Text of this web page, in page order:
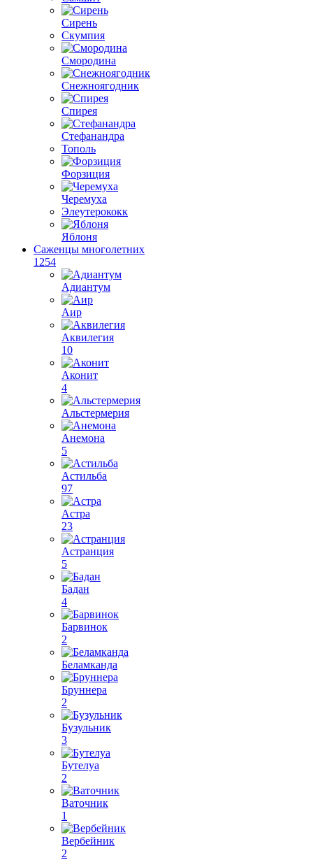
Сирень
Скумпия
Смородина
Снежноягодник
Спирея
Стефанандра
Тополь
Форзиция
Черемуха
Элеутерококк
Яблоня
Саженцы многолетних
1254
Адиантум
Аир
Аквилегия
10
Аконит
4
Альстермерия
Анемона
5
Астильба
97
Астра
23
Астранция
5
Бадан
4
Барвинок
2
Беламканда
Бруннера
2
Бузульник
3
Бутелуа
2
Ваточник
1
Вербейник
2